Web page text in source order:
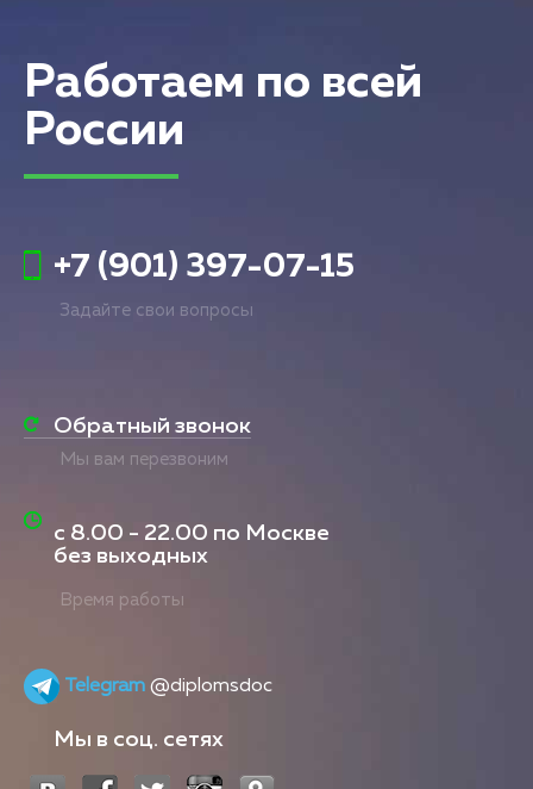
Работаем по всей
России
+7 (901) 397-07-15
Задайте свои вопросы
Обратный звонок
Мы вам перезвоним
с 8.00 - 22.00 по Москве
без выходных
Время работы
Telegram @diplomsdoc
Мы в соц. сетях